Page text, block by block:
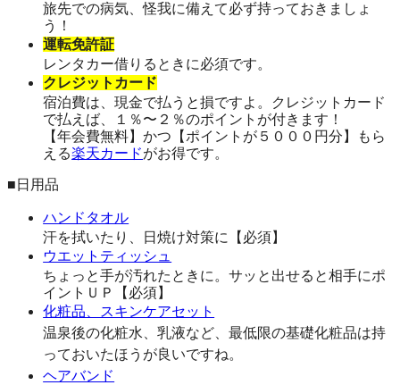
旅先での病気、怪我に備えて必ず持っておきましょ
う！
運転免許証
レンタカー借りるときに必須です。
クレジットカード
宿泊費は、現金で払うと損ですよ。クレジットカード
で払えば、１％〜２％のポイントが付きます！
【年会費無料】かつ【ポイントが５０００円分】もら
える楽天カードがお得です。
■日用品
ハンドタオル
汗を拭いたり、日焼け対策に【必須】
ウエットティッシュ
ちょっと手が汚れたときに。サッと出せると相手にポ
イントＵＰ【必須】
化粧品、スキンケアセット
温泉後の化粧水、乳液など、最低限の基礎化粧品は持
っておいたほうが良いですね。
ヘアバンド